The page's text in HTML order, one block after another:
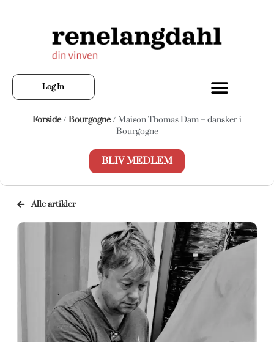
Log In
Forside/ Bourgogne/ Maison Thomas Dam – dansker i
Bourgogne
BLIV MEDLEM
Alle artikler